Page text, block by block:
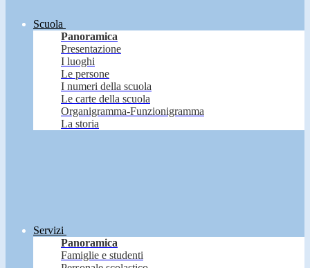
Scuola
Panoramica
Presentazione
I luoghi
Le persone
I numeri della scuola
Le carte della scuola
Organigramma-Funzionigramma
La storia
Servizi
Panoramica
Famiglie e studenti